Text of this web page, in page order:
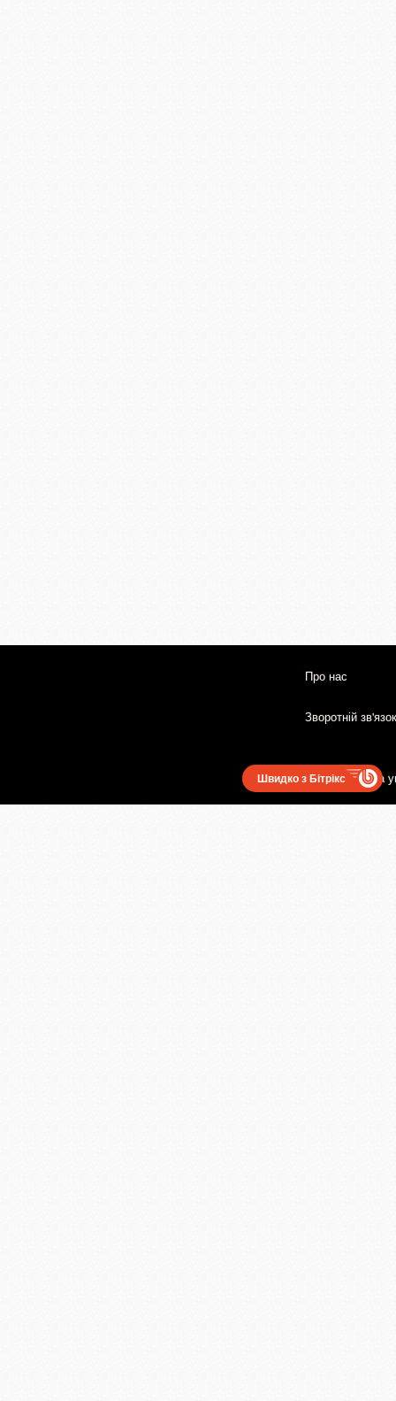
Про нас
Зворотній зв'язок
Користувацька
Швидко з Бітрікс